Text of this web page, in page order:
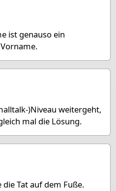
'25
ist genauso ein
'25
)Niveau weitergeht,
mal die Lösung.
'25
Tat auf dem Fuße.